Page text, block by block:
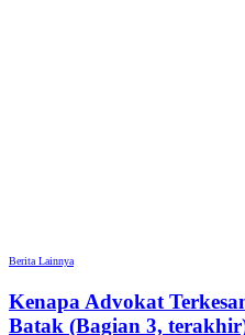
Berita Lainnya
Kenapa Advokat
Batak (Bagian 3,